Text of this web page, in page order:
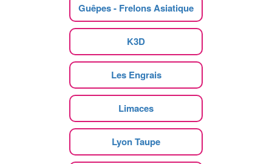
Guêpes - Frelons Asiatique
K3D
Les Engrais
Limaces
Lyon Taupe